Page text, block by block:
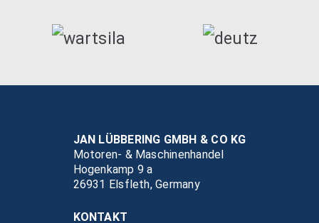
JAN LÜBBERING GMBH & CO KG
Motoren- & Maschinenhandel
Hogenkamp 9 a
26931 Elsfleth, Germany
KONTAKT